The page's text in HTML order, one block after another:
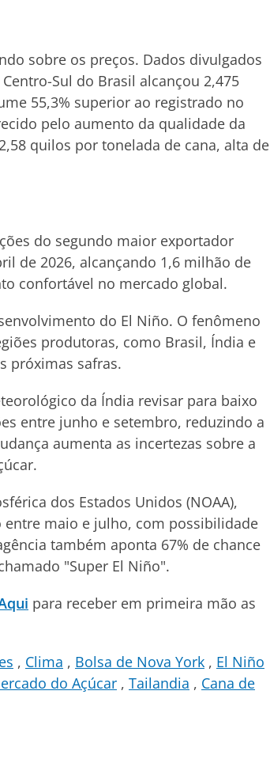
sobre os preços. Dados divulgados
Sul do Brasil alcançou 2,475
55,3% superior ao registrado no
pelo aumento da qualidade da
quilos por tonelada de cana, alta de
do segundo maior exportador
de 2026, alcançando 1,6 milhão de
confortável no mercado global.
do El Niño. O fenômeno
produtoras, como Brasil, Índia e
próximas safras.
da Índia revisar para baixo
entre junho e setembro, reduzindo a
aumenta as incertezas sobre a
dos Estados Unidos (NOAA),
entre maio e julho, com possibilidade
também aponta 67% de chance
"Super El Niño".
para receber em primeira mão as
Clima Bolsa de Nova York
El Niño
do Açúcar Tailandia
Cana de